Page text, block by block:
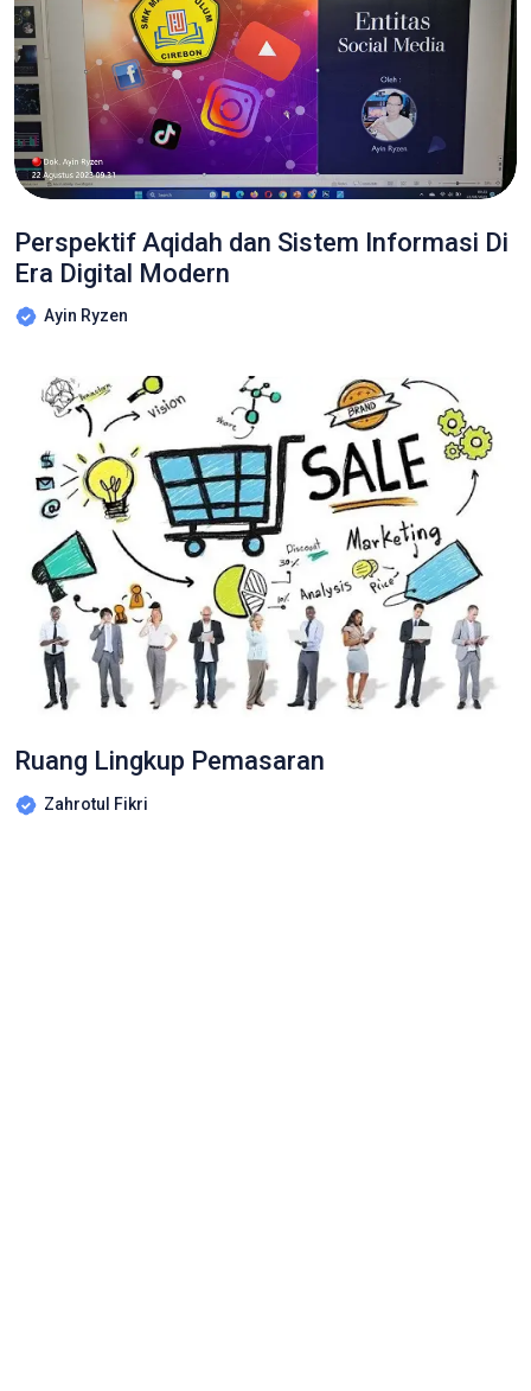
Perspektif Aqidah dan Sistem Informasi Di
Era Digital Modern
Ayin Ryzen
Ruang Lingkup Pemasaran
Zahrotul Fikri